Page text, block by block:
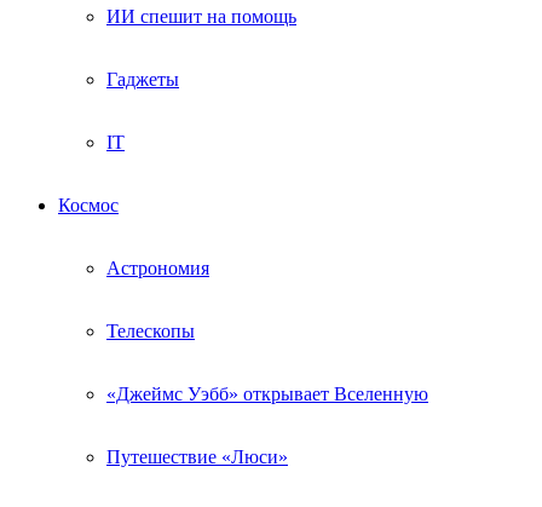
ИИ спешит на помощь
Гаджеты
IT
Космос
Астрономия
Телескопы
«Джеймс Уэбб» открывает Вселенную
Путешествие «Люси»